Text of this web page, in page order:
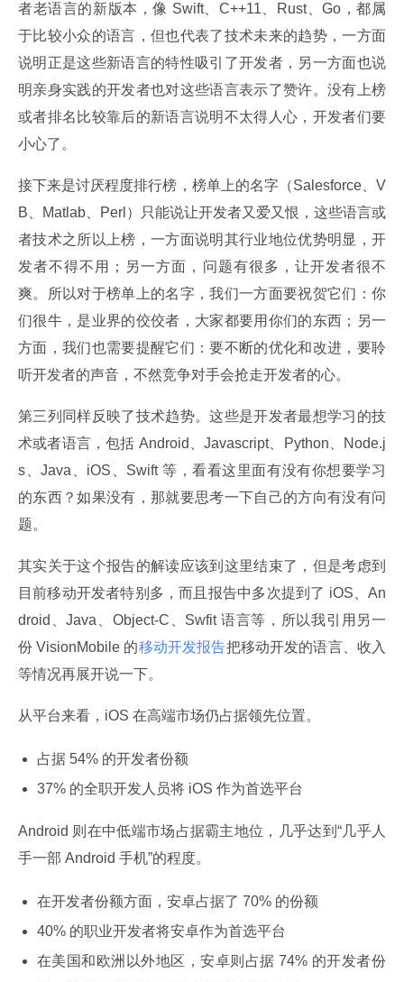
者老语言的新版本，像 Swift、C++11、Rust、Go，都属
于比较小众的语言，但也代表了技术未来的趋势，一方面
说明正是这些新语言的特性吸引了开发者，另一方面也说
明亲身实践的开发者也对这些语言表示了赞许。没有上榜
或者排名比较靠后的新语言说明不太得人心，开发者们要
小心了。
接下来是讨厌程度排行榜，榜单上的名字（Salesforce、V
B、Matlab、Perl）只能说让开发者又爱又恨，这些语言或
者技术之所以上榜，一方面说明其行业地位优势明显，开
发者不得不用；另一方面，问题有很多，让开发者很不
爽。所以对于榜单上的名字，我们一方面要祝贺它们：你
们很牛，是业界的佼佼者，大家都要用你们的东西；另一
方面，我们也需要提醒它们：要不断的优化和改进，要聆
听开发者的声音，不然竞争对手会抢走开发者的心。
第三列同样反映了技术趋势。这些是开发者最想学习的技
术或者语言，包括 Android、Javascript、Python、Node.j
s、Java、iOS、Swift 等，看看这里面有没有你想要学习
的东西？如果没有，那就要思考一下自己的方向有没有问
题。
其实关于这个报告的解读应该到这里结束了，但是考虑到
目前移动开发者特别多，而且报告中多次提到了 iOS、An
droid、Java、Object-C、Swfit 语言等，所以我引用另一
份 VisionMobile 的移动开发报告把移动开发的语言、收入
等情况再展开说一下。
从平台来看，iOS 在高端市场仍占据领先位置。
占据 54% 的开发者份额
37% 的全职开发人员将 iOS 作为首选平台
Android 则在中低端市场占据霸主地位，几乎达到“几乎人
手一部 Android 手机”的程度。
在开发者份额方面，安卓占据了 70% 的份额
40% 的职业开发者将安卓作为首选平台
在美国和欧洲以外地区，安卓则占据 74% 的开发者份